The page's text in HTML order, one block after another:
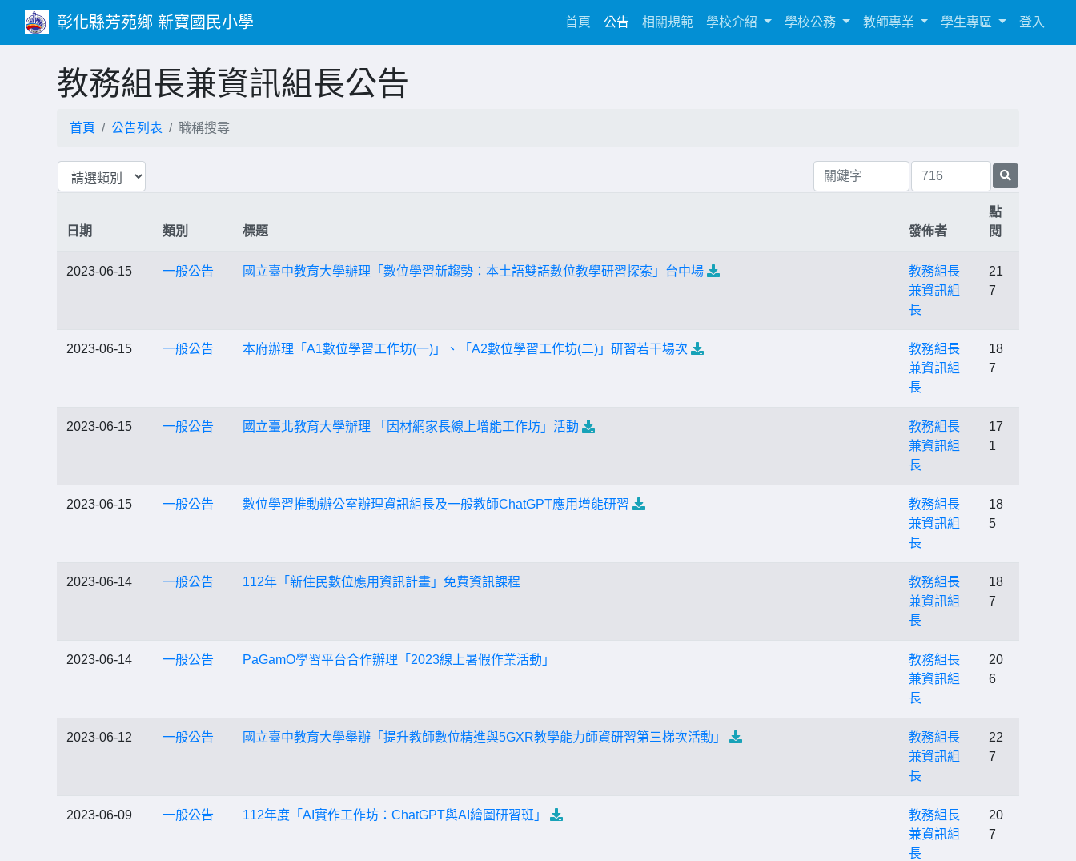
彰化縣芳苑鄉 新寶國民小學 首頁 (current)
公告 相關規範 學校介紹 學校公務 教師專業 學生專區 登入
教務組長兼資訊組長公告
首頁 公告列表 職稱搜尋
日期 類別 標題 發佈者
點
閱
2023-06-15 一般公告 國立臺中教育大學辦理「數位學習新趨勢：本土語雙語數位教學研習探索」台中場
教務組長
兼資訊組
長
21
7
2023-06-15 一般公告 本府辦理「A1數位學習工作坊(一)」、「A2數位學習工作坊(二)」研習若干場次
教務組長
兼資訊組
長
18
7
2023-06-15 一般公告 國立臺北教育大學辦理 「因材網家長線上增能工作坊」活動
教務組長
兼資訊組
長
17
1
2023-06-15 一般公告 數位學習推動辦公室辦理資訊組長及一般教師ChatGPT應用增能研習
教務組長
兼資訊組
長
18
5
2023-06-14 一般公告 112年「新住民數位應用資訊計畫」免費資訊課程
教務組長
兼資訊組
長
18
7
2023-06-14 一般公告 PaGamO學習平台合作辦理「2023線上暑假作業活動」
教務組長
兼資訊組
長
20
6
2023-06-12 一般公告 國立臺中教育大學舉辦「提升教師數位精進與5GXR教學能力師資研習第三梯次活動」
教務組長
兼資訊組
長
22
7
2023-06-09 一般公告 112年度「AI實作工作坊：ChatGPT與AI繪圖研習班」
教務組長
兼資訊組
長
20
7